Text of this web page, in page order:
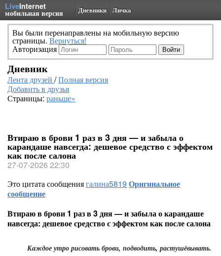
LiveInternet
мобильная версия Дневники Личка
Вы были перенаправлены на мобильную версию
страницы. Вернуться!
Авторизация
Дневник
Лента друзей /Полная версия
Добавить в друзья
Страницы: раньше»
Втираю в брови 1 раз в 3 дня — и забыла о
карандаше навсегда: дешевое средство с эффектом
как после салона
27-07-2026 22:30
Это цитата сообщениягалина5819 Оригинальное
сообщение
Втираю в брови 1 раз в 3 дня — и забыла о карандаше
навсегда: дешевое средство с эффектом как после салона
Каждое утро рисовать брови, подводить, растушёвывать.